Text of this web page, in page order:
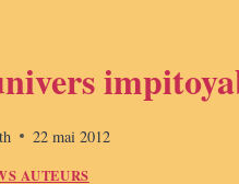
22 mai 2012
AUTEURS